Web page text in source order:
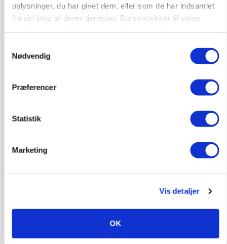
oplysninger, du har givet dem, eller som de har indsamlet
fra din brug af deres tjenester. Du samtykker til vores
Nødvendig
Præferencer
Statistik
Marketing
Vis detaljer
OK
PLANTER
Før såmaskinen kører: Her er efterårets største
Uændret notering: Spæde lyspunkter i fortsat
presset marked for oksekød